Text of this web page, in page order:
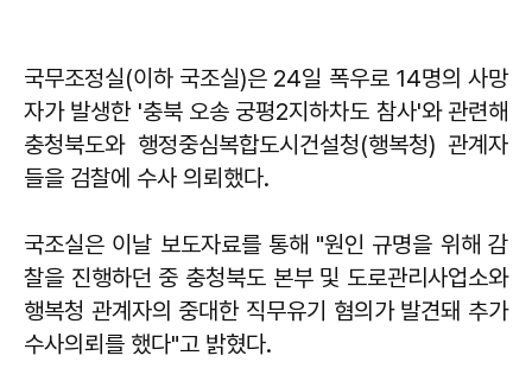
국무조정실(이하 국조실)은 24일 폭우로 14명의 사망
자가 발생한 '충북 오송 궁평2지하차도 참사'와 관련해
충청북도와 행정중심복합도시건설청(행복청) 관계자
들을 검찰에 수사 의뢰했다.
국조실은 이날 보도자료를 통해 "원인 규명을 위해 감
찰을 진행하던 중 충청북도 본부 및 도로관리사업소와
행복청 관계자의 중대한 직무유기 혐의가 발견돼 추가
수사의뢰를 했다"고 밝혔다.